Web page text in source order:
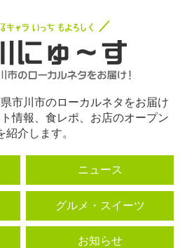
市川市のローカルネタをお届け
情報、食レポ、お店のオープン
紹介します。
ニュース
グルメ・スイーツ
お知らせ